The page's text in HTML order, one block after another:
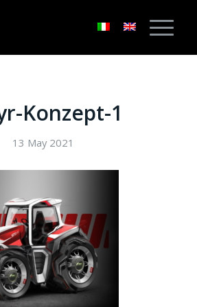
Konzept-1
13 May 2021